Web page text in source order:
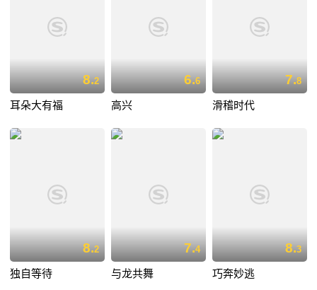
8.2
耳朵大有福
6.6
高兴
7.8
滑稽时代
8.2
独自等待
7.4
与龙共舞
8.3
巧奔妙逃